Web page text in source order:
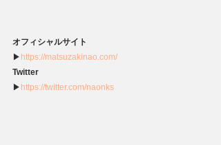
オフィシャルサイト
▶ https://matsuzakinao.com/
Twitter
▶ https://twitter.com/naonks